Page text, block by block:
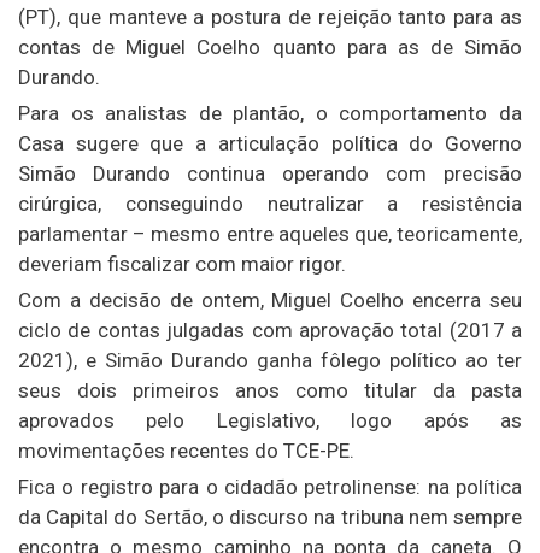
(PT), que manteve a postura de rejeição tanto para as
contas de Miguel Coelho quanto para as de Simão
Durando.
Para os analistas de plantão, o comportamento da
Casa sugere que a articulação política do Governo
Simão Durando continua operando com precisão
cirúrgica, conseguindo neutralizar a resistência
parlamentar – mesmo entre aqueles que, teoricamente,
deveriam fiscalizar com maior rigor.
Com a decisão de ontem, Miguel Coelho encerra seu
ciclo de contas julgadas com aprovação total (2017 a
2021), e Simão Durando ganha fôlego político ao ter
seus dois primeiros anos como titular da pasta
aprovados pelo Legislativo, logo após as
movimentações recentes do TCE-PE.
Fica o registro para o cidadão petrolinense: na política
da Capital do Sertão, o discurso na tribuna nem sempre
encontra o mesmo caminho na ponta da caneta. O